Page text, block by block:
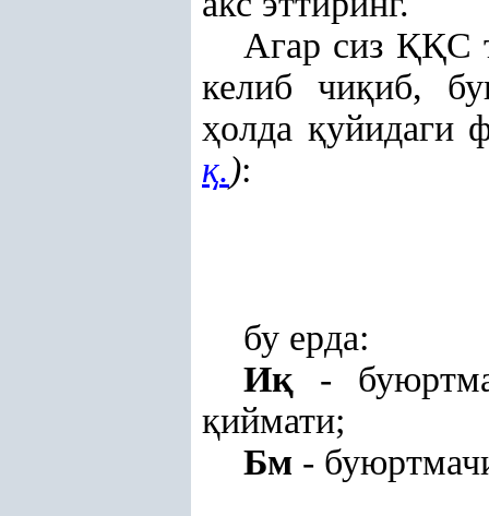
Агар сиз ҚҚС
келиб чиқиб,
ҳолда қуйидаги
қ.):
бу ерда:
Иқ -
қиймати;
Бм -